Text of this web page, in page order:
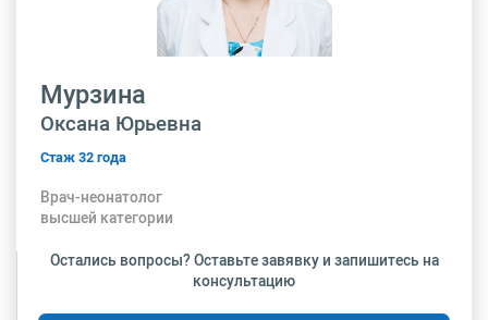
Мурзина
Оксана Юрьевна
Стаж 32 года
Врач-неонатолог
высшей категории
Остались вопросы? Оставьте завявку и запишитесь на
консультацию